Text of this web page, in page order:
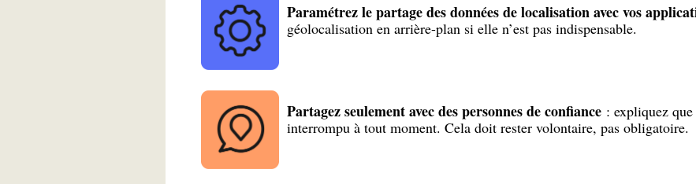
Paramétrez le partage des données de localisation avec vos
géolocalisation en arrière-plan si elle n’est pas indispensable.
Partagez seulement avec des personnes de confiance : expliquez
interrompu à tout moment. Cela doit rester volontaire, pas obligatoire.